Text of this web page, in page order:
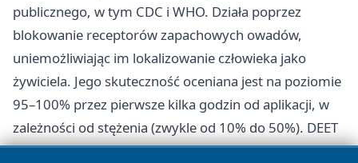
publicznego, w tym CDC i WHO. Działa poprzez
blokowanie receptorów zapachowych owadów,
uniemożliwiając im lokalizowanie człowieka jako
żywiciela. Jego skuteczność oceniana jest na poziomie
95–100% przez pierwsze kilka godzin od aplikacji, w
zależności od stężenia (zwykle od 10% do 50%). DEET
zapewnia długotrwałą ochronę i jest polecany